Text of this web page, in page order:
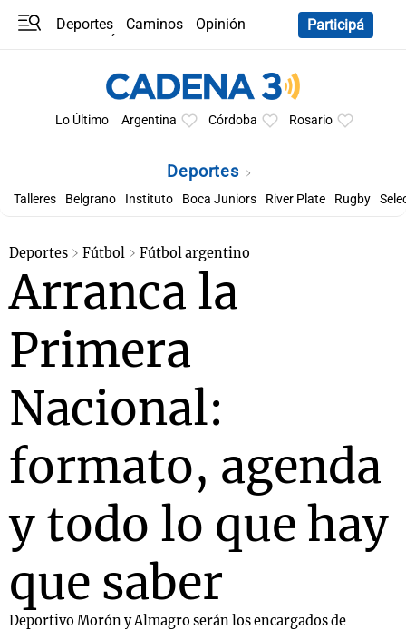
Deportes Caminos
Opinión
Participá
Lo Último Argentina Córdoba Rosario
Deportes
Talleres Belgrano Instituto Boca Juniors River Plate Rugby
Deportes Fútbol Fútbol argentino
Arranca la
Primera
Nacional:
formato, agenda
y todo lo que hay
que saber
Deportivo Morón y Almagro serán los encargados de